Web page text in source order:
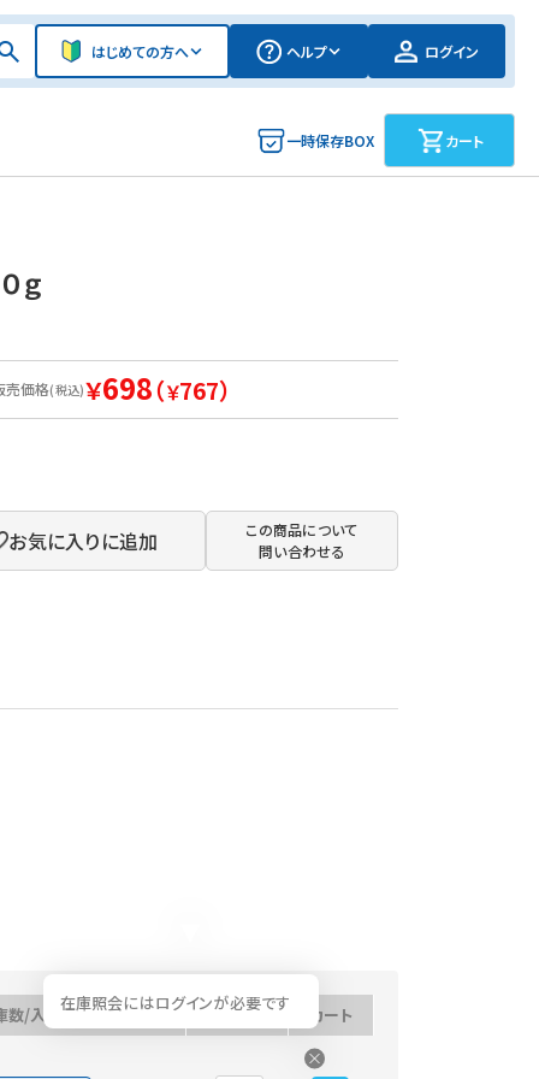
はじめての方へ ヘルプ ログイン
一時保存BOX カート
ｇ
売価格(税込)￥698（￥767）
お気に入りに追加
この商品について
問い合わせる
数/入荷予定日
在庫照会にはログインが必要です
数量 カート